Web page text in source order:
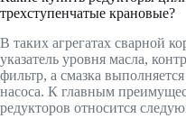
трехступенчатые крановые?
В таких агрегатах сварной
указатель уровня масла,
фильтр, а смазка
насоса. К главным
редукторов относится